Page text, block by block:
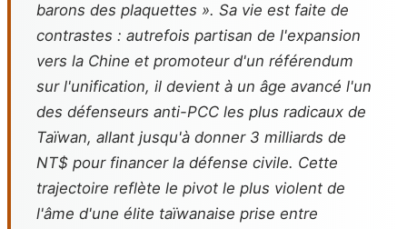
barons des plaquettes ». Sa vie est faite de
contrastes : autrefois partisan de l'expansion
vers la Chine et promoteur d'un référendum
sur l'unification, il devient à un âge avancé l'un
des défenseurs anti-PCC les plus radicaux de
Taïwan, allant jusqu'à donner 3 milliards de
NT$ pour financer la défense civile. Cette
trajectoire reflète le pivot le plus violent de
l'âme d'une élite taïwanaise prise entre